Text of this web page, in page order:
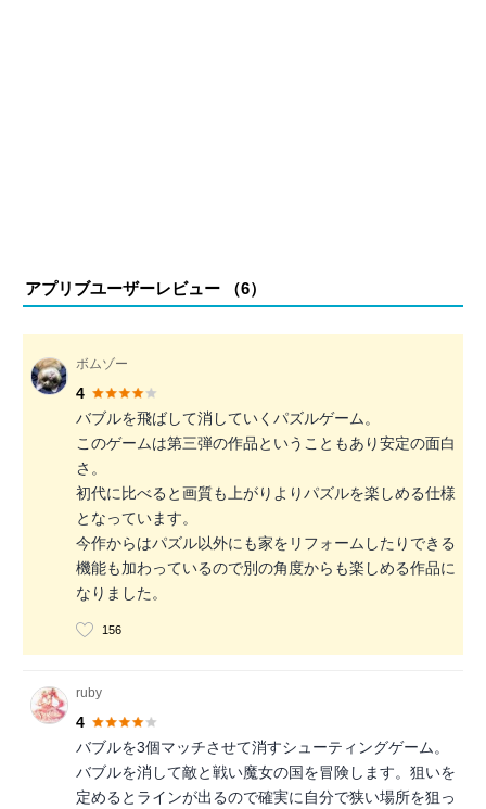
アプリブユーザーレビュー （6）
ボムゾー
4
バブルを飛ばして消していくパズルゲーム。
このゲームは第三弾の作品ということもあり安定の面白
さ。
初代に比べると画質も上がりよりパズルを楽しめる仕様
となっています。
今作からはパズル以外にも家をリフォームしたりできる
機能も加わっているので別の角度からも楽しめる作品に
なりました。
156
ruby
4
バブルを3個マッチさせて消すシューティングゲーム。
バブルを消して敵と戦い魔女の国を冒険します。狙いを
定めるとラインが出るので確実に自分で狭い場所を狙っ